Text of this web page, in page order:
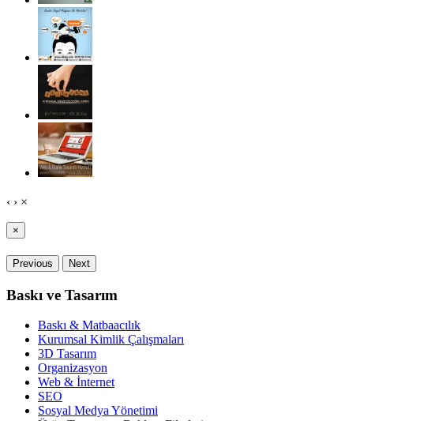
‹ › ×
×
Previous Next
Baskı ve Tasarım
Baskı & Matbaacılık
Kurumsal Kimlik Çalışmaları
3D Tasarım
Organizasyon
Web & İnternet
SEO
Sosyal Medya Yönetimi